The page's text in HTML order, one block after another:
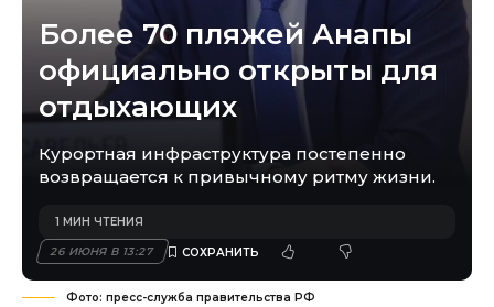
Более 70 пляжей Анапы
официально открыты для
отдыхающих
Курортная инфраструктура постепенно
возвращается к привычному ритму жизни.
26 ИЮНЯ В 13:27
1 МИН ЧТЕНИЯ
Фото: пресс-служба правительства РФ